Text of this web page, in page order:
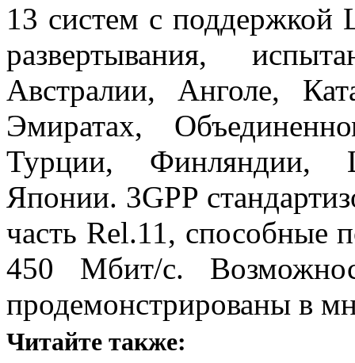
13 систем с поддержкой
развертывания,
Австралии, Анголе,
Эмиратах,
Турции, Финляндии,
Японии. 3GPP
часть Rel.11, способные
450 Мбит/с.
продемонстрированы в
Читайте также: